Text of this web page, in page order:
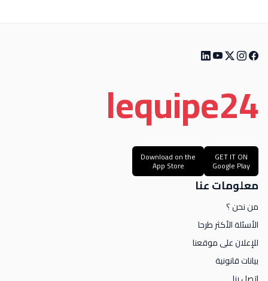
lequipe24
GET IT ON
Google Play
Download on the
App Store
معلومات عنا
من نحن ؟
الأسئلة الأكثر طرحا
للإعلان على موقعنا
بيانات قانونية